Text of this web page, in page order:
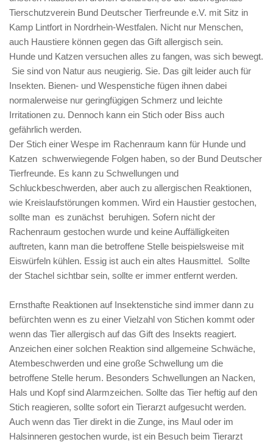
Tierschutzverein Bund Deutscher Tierfreunde e.V. mit Sitz in
Kamp Lintfort in Nordrhein-Westfalen. Nicht nur Menschen,
auch Haustiere können gegen das Gift allergisch sein.
Hunde und Katzen versuchen alles zu fangen, was sich bewegt.
Sie sind von Natur aus neugierig. Sie. Das gilt leider auch für
Insekten. Bienen- und Wespenstiche fügen ihnen dabei
normalerweise nur geringfügigen Schmerz und leichte
Irritationen zu. Dennoch kann ein Stich oder Biss auch
gefährlich werden.
Der Stich einer Wespe im Rachenraum kann für Hunde und
Katzen schwerwiegende Folgen haben, so der Bund Deutscher
Tierfreunde. Es kann zu Schwellungen und
Schluckbeschwerden, aber auch zu allergischen Reaktionen,
wie Kreislaufstörungen kommen. Wird ein Haustier gestochen,
sollte man es zunächst beruhigen. Sofern nicht der
Rachenraum gestochen wurde und keine Auffälligkeiten
auftreten, kann man die betroffene Stelle beispielsweise mit
Eiswürfeln kühlen. Essig ist auch ein altes Hausmittel. Sollte
der Stachel sichtbar sein, sollte er immer entfernt werden.
Ernsthafte Reaktionen auf Insektenstiche sind immer dann zu
befürchten wenn es zu einer Vielzahl von Stichen kommt oder
wenn das Tier allergisch auf das Gift des Insekts reagiert.
Anzeichen einer solchen Reaktion sind allgemeine Schwäche,
Atembeschwerden und eine große Schwellung um die
betroffene Stelle herum. Besonders Schwellungen an Nacken,
Hals und Kopf sind Alarmzeichen. Sollte das Tier heftig auf den
Stich reagieren, sollte sofort ein Tierarzt aufgesucht werden.
Auch wenn das Tier direkt in die Zunge, ins Maul oder im
Halsinneren gestochen wurde, ist ein Besuch beim Tierarzt